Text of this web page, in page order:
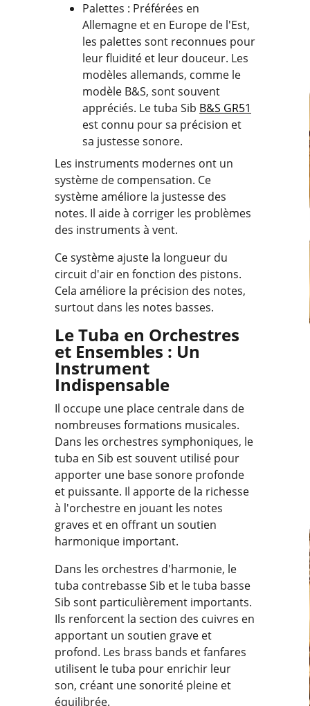
Palettes : Préférées en
Allemagne et en Europe de l'Est,
les palettes sont reconnues pour
leur fluidité et leur douceur. Les
modèles allemands, comme le
modèle B&S, sont souvent
appréciés. Le tuba Sib B&S GR51
est connu pour sa précision et
sa justesse sonore.
Les instruments modernes ont un
système de compensation. Ce
système améliore la justesse des
notes. Il aide à corriger les problèmes
des instruments à vent.
Ce système ajuste la longueur du
circuit d'air en fonction des pistons.
Cela améliore la précision des notes,
surtout dans les notes basses.
Le Tuba en Orchestres
et Ensembles : Un
Instrument
Indispensable
Il occupe une place centrale dans de
nombreuses formations musicales.
Dans les orchestres symphoniques, le
tuba en Sib est souvent utilisé pour
apporter une base sonore profonde
et puissante. Il apporte de la richesse
à l'orchestre en jouant les notes
graves et en offrant un soutien
harmonique important.
Dans les orchestres d'harmonie, le
tuba contrebasse Sib et le tuba basse
Sib sont particulièrement importants.
Ils renforcent la section des cuivres en
apportant un soutien grave et
profond. Les brass bands et fanfares
utilisent le tuba pour enrichir leur
son, créant une sonorité pleine et
équilibrée.